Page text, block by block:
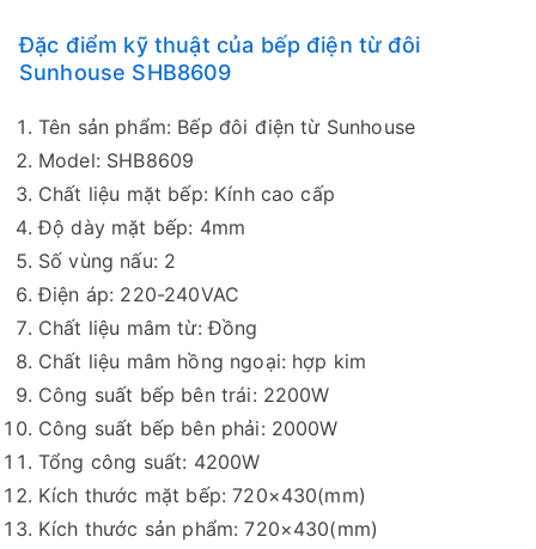
Đặc điểm kỹ thuật của bếp điện từ đôi
Sunhouse SHB8609
Tên sản phẩm: Bếp đôi điện từ Sunhouse
Model: SHB8609
Chất liệu mặt bếp: Kính cao cấp
Độ dày mặt bếp: 4mm
Số vùng nấu: 2
Điện áp: 220-240VAC
Chất liệu mâm từ: Đồng
Chất liệu mâm hồng ngoại: hợp kim
Công suất bếp bên trái: 2200W
Công suất bếp bên phải: 2000W
Tổng công suất: 4200W
Kích thước mặt bếp: 720×430(mm)
Kích thước sản phẩm: 720×430(mm)